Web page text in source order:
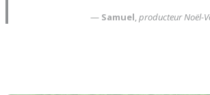
— Samuel,producteur Noël-